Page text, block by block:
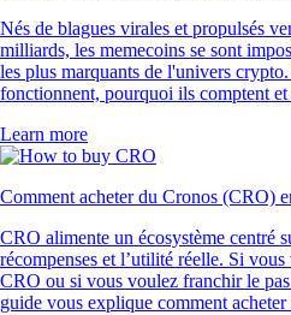
Nés de blagues virales et propulsés
milliards, les memecoins se sont
les plus marquants de l'univers
fonctionnent, pourquoi ils comptent
Learn more
Comment acheter du Cronos (CRO)
CRO alimente un écosystème centré
récompenses et l’utilité réelle. Si vous
CRO ou si vous voulez franchir le
guide vous explique comment